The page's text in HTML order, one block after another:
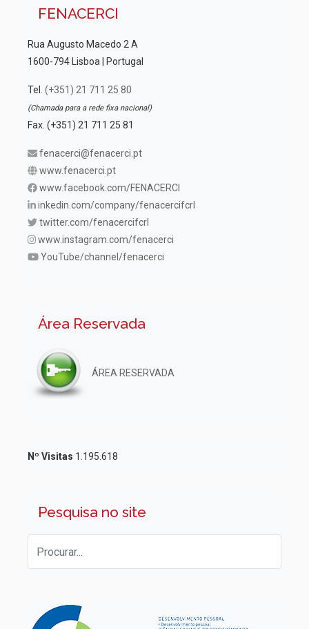
FENACERCI
Rua Augusto Macedo 2 A
1600-794 Lisboa | Portugal
Tel. (+351) 21 711 25 80
(Chamada para a rede fixa nacional)
Fax. (+351) 21 711 25 81
fenacerci@fenacerci.pt
www.fenacerci.pt
www.facebook.com/FENACERCI
inkedin.com/company/fenacercifcrl
twitter.com/fenacercifcrl
www.instagram.com/fenacerci
YouTube/channel/fenacerci
Área Reservada
ÁREA RESERVADA
Nº Visitas 1.195.618
Pesquisa no site